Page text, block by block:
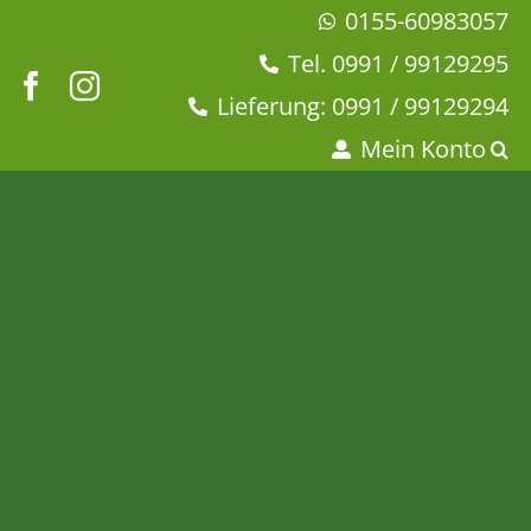
springen
0155-60983057
Tel. 0991 / 99129295
Lieferung: 0991 / 99129294
Mein Konto